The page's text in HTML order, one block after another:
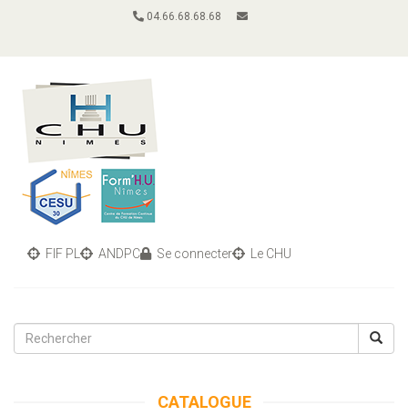
04.66.68.68.68
FIF PL ANDPC Se connecter Le CHU
Toggle
CATALOGUE